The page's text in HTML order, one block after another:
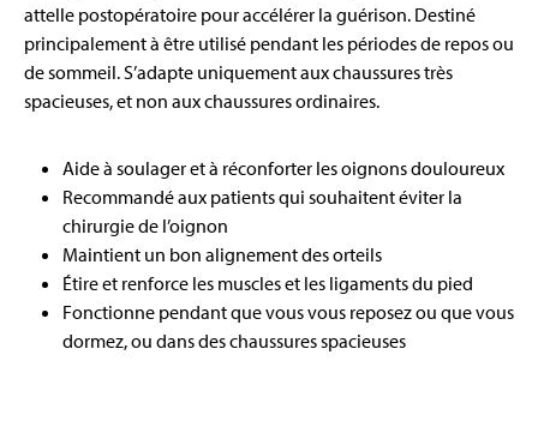
attelle postopératoire pour accélérer la guérison. Destiné
principalement à être utilisé pendant les périodes de repos ou
de sommeil. S’adapte uniquement aux chaussures très
spacieuses, et non aux chaussures ordinaires.
Aide à soulager et à réconforter les oignons douloureux
Recommandé aux patients qui souhaitent éviter la
chirurgie de l’oignon
Maintient un bon alignement des orteils
Étire et renforce les muscles et les ligaments du pied
Fonctionne pendant que vous vous reposez ou que vous
dormez, ou dans des chaussures spacieuses